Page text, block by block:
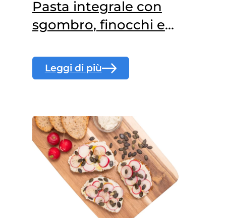
Pasta integrale con
sgombro, finocchi e
Leggi di più